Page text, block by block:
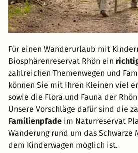
Für einen Wanderurlaub mit
Biosphärenreservat Rhön ein
zahlreichen Themenwegen und
können Sie mit Ihren Kleinen viel
sowie die Flora und Fauna der
Unsere Vorschläge dafür sind die
Familienpfade im Naturreservat
Wanderung rund um das Schwarze
dem Kinderwagen möglich ist.